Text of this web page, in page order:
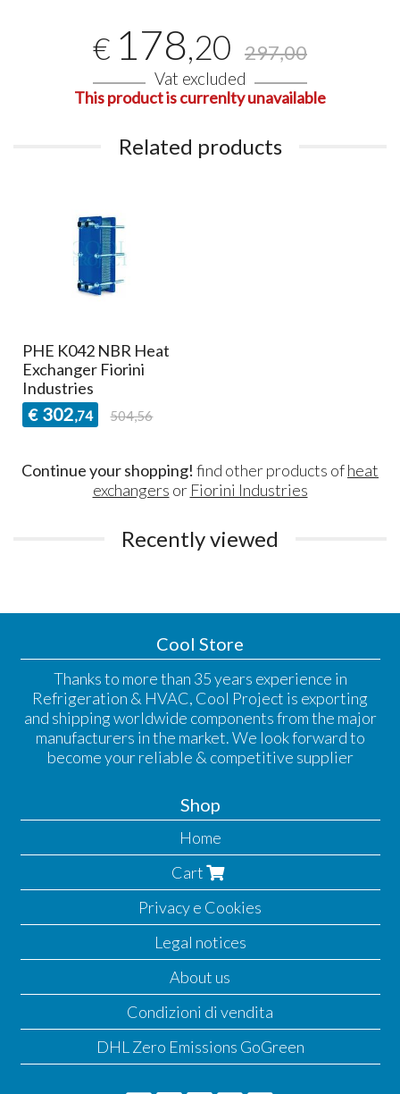
€ 178,20 297,00
Vat excluded
This product is currenlty unavailable
Related products
PHE K042 NBR Heat
Exchanger Fiorini
Industries
€ 302,74 504,56
Continue your shopping! find other products ofheat
exchangers or Fiorini Industries
Recently viewed
Cool Store
Thanks to more than 35 years experience in
Refrigeration & HVAC, Cool Project is exporting
and shipping worldwide components from the major
manufacturers in the market. We look forward to
become your reliable & competitive supplier
Shop
Home
Cart
Privacy e Cookies
Legal notices
About us
Condizioni di vendita
DHL Zero Emissions GoGreen